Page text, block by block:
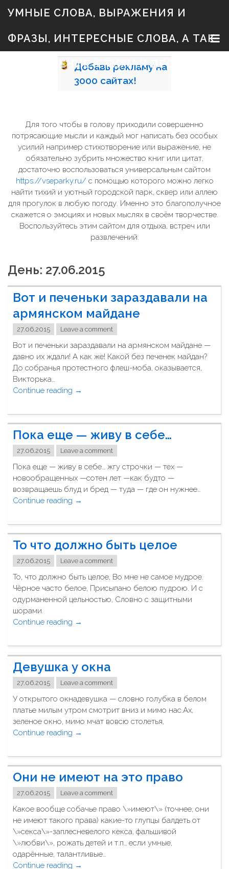
УМНЫЕ СЛОВА, ВЫРАЖЕНИЯ И
ФРАЗЫ, ИНТЕРЕСНЫЕ СЛОВА, А ТАК
ЖЕ ЗНАЧЕНИЕ, СТИХИ И ПРОЗА
k
t
o
Добавь рекламу на
3000 сайтах!
Для того чтобы в голову приходили совершенно
потрясающие мысли и каждый мог написать без особых
усилий например стихотворение или выражение, не
обязательно зубрить множество книг или цитат,
достаточно воспользоваться универсальным сайтом
https://vseparky.ru/ с помощью которого можно легко
найти тихий и уютный городской парк, сквер или аллею
для прогулок в любую погоду. Именно это благополучное
скажется о эмоциях и новых мыслях в своём творчестве.
Воспользуйтесь этим сайтом для отдыха, встреч или
развлечений.
День: 27.06.2015
Вот и печеньки зараздавали на
армянском майдане
27.06.2015 Leave a comment
Вот и печеньки зараздавали на армянском майдане —
давно их ждали! А как же! Какой без печенек майдан?
До собранья протестного флеш-моба, оказывается,
Викторька…
Continue reading "
о
т
и
п
е
ч
е
н
ь
и
з
а
р
з
д
а
а
а
м
м
а
й
д
а
н
е
→
Пока еще — живу в себе…
27.06.2015 Leave a comment
Пока еще — живу в себе… жгу строчки — тех —
новообращенных —сотен лет —как будто —
возвращаешь блуд и бред — туда — где он нужнее…
Continue reading "
о
к
а
е
щ
е
—
ж
в
в
с
е
б
…
"
→
То что должно быть целое
27.06.2015 Leave a comment
То, что должно быть целое, Во мне не самое мудрое.
Чёрное часто белое, Присыпано белою пудрою. И с
одурманенной цельностью, Словно с защитными
шорами.
Continue reading "
о
ч
т
о
д
о
л
ж
н
б
ы
т
ь
е
л
о
е
"
→
Девушка у окна
27.06.2015 Leave a comment
У открытого окнадевушка — словно голубка в белом
платье милым утром смотрит вниз и мимо нас.Ах,
зеленое окно, мимо мчат вовсю столетья,
Continue reading "
е
в
у
ш
к
а
у
о
к
н
→
Они не имеют на это право
27.06.2015 Leave a comment
Какое вообще собачье право \»имеют\» (точнее, они
не имеют такого права) какие-то глупцы балдеть от
\»секса\»-заплесневелого кекса, фальшивой
\»любви\», рожать детей и т.п., если умные,
одарённые, талантливые…
Continue reading "→